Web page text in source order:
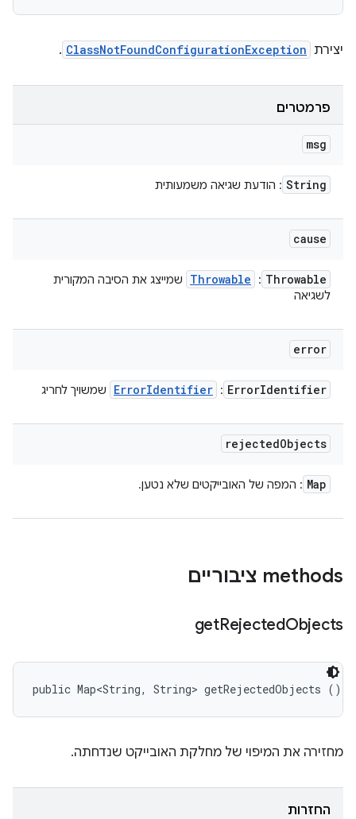
יצירת ClassNotFoundConfigurationException
.
פרמטרים
msg
String : הודעת שגיאה משמעותית
cause
Throwable
:
Throwable
שמייצג את הסיבה המקורית
לשגיאה
error
ErrorIdentifier
:
ErrorIdentifier שמשויך לחריג
rejectedObjects
Map : המפה של האובייקטים שלא נטען.
‫methods ציבוריים
getRejectedObjects
public Map<String, String> getRejectedObjects ()
מחזירה את המיפוי של מחלקת האובייקט שנדחתה.
החזרות